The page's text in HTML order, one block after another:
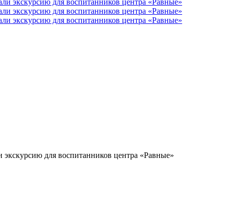
экскурсию для воспитанников центра «Равные»